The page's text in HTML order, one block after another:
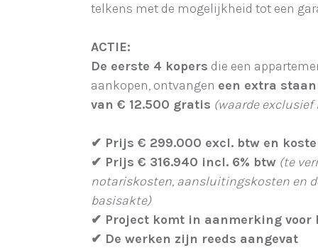
telkens met de mogelijkheid tot een
ACTIE:
De eerste 4 kopers die een
aankopen, ontvangen een extra
van € 12.500 gratis (waarde exclusief
✔ Prijs € 299.000 excl. btw en
✔ Prijs € 316.940 incl. 6% btw (te
notariskosten, aansluitingskosten en
basisakte)
✔ Project komt in aanmerking voor
✔ De werken zijn reeds aangevat